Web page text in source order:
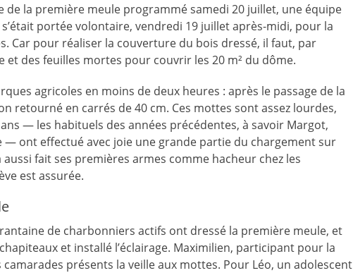
de la première meule programmé samedi 20 juillet, une équipe
portée volontaire, vendredi 19 juillet après-midi, pour la
Car pour réaliser la couverture du bois dressé, il faut, par
et des feuilles mortes pour couvrir les 20 m² du dôme.
agricoles en moins de deux heures : après le passage de la
retourné en carrés de 40 cm. Ces mottes sont assez lourdes,
— les habituels des années précédentes, à savoir Margot,
— ont effectué avec joie une grande partie du chargement sur
fait ses premières armes comme hacheur chez les
est assurée.
de charbonniers actifs ont dressé la première meule, et
et installé l’éclairage. Maximilien, participant pour la
présents la veille aux mottes. Pour Léo, un adolescent